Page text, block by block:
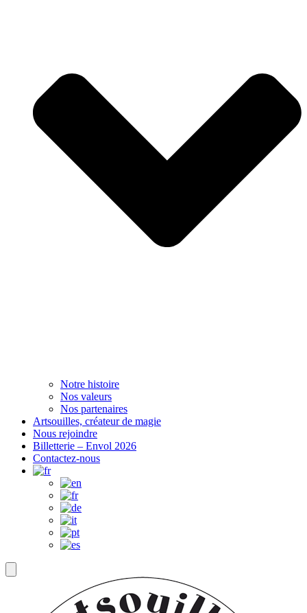
Notre histoire
Nos valeurs
Nos partenaires
Artsouilles, créateur de magie
Nous rejoindre
Billetterie – Envol 2026
Contactez-nous